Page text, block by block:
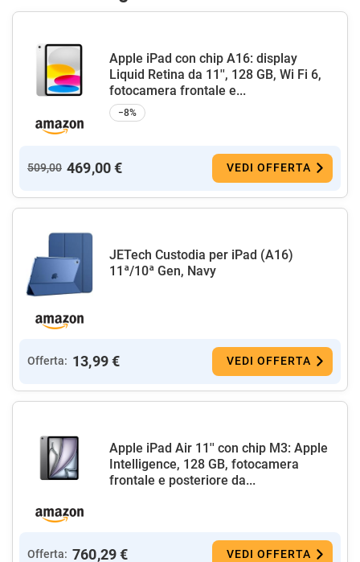
Apple iPad con chip A16: display
Liquid Retina da 11'', 128 GB, Wi Fi 6,
fotocamera frontale e...
−8%
509,00 469,00 € VEDI OFFERTA
JETech Custodia per iPad (A16)
11ª/10ª Gen, Navy
Offerta: 13,99 € VEDI OFFERTA
Apple iPad Air 11'' con chip M3: Apple
Intelligence, 128 GB, fotocamera
frontale e posteriore da...
Offerta: 760,29 € VEDI OFFERTA